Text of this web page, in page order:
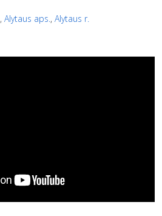
, Alytaus aps. , Alytaus r.